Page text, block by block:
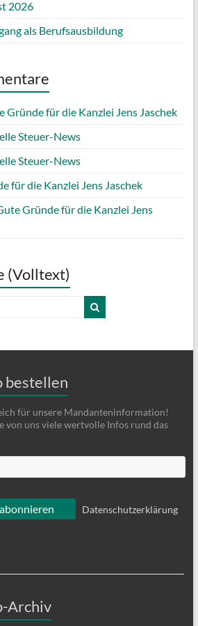
2026
als Berufsausbildung
Gründe für die Kanzlei Jens Jaschek
Steuer-News
Steuer-News
für die Kanzlei Jens Jaschek
Gründe für die Kanzlei Jens
(Volltext)
bestellen
für unsere Mandanteninformation!
von uns viele wertvolle Infos rund das
Datenschutzerklärung
Archiv